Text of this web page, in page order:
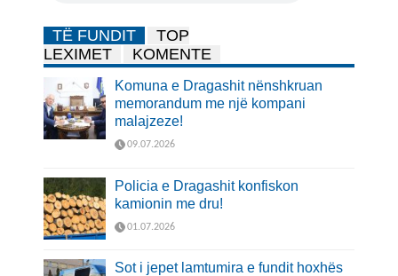
TË FUNDIT
TOP
LEXIMET
KOMENTE
Komuna e Dragashit nënshkruan
memorandum me një kompani
malajzeze!
09.07.2026
Policia e Dragashit konfiskon
kamionin me dru!
01.07.2026
Sot i jepet lamtumira e fundit hoxhës